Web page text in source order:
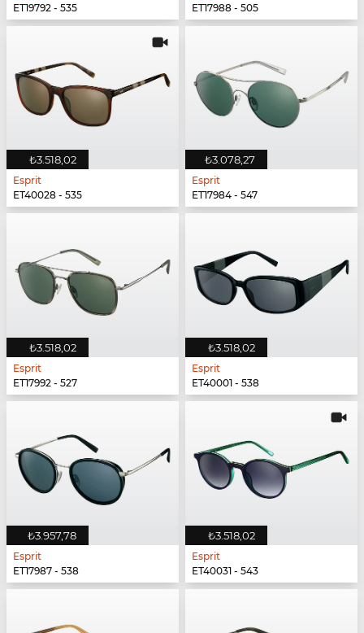
ET19792 - 535
ET17988 - 505
₺3.518,02
Esprit
ET40028 - 535
₺3.078,27
Esprit
ET17984 - 547
₺3.518,02
Esprit
ET17992 - 527
₺3.518,02
Esprit
ET40001 - 538
₺3.957,78
Esprit
ET17987 - 538
₺3.518,02
Esprit
ET40031 - 543